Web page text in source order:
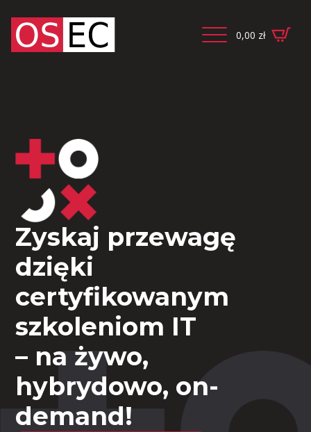
0,00 zł
Zyskaj przewagę
dzięki
certyfikowanym
szkoleniom IT
– na żywo,
hybrydowo, on-
demand!